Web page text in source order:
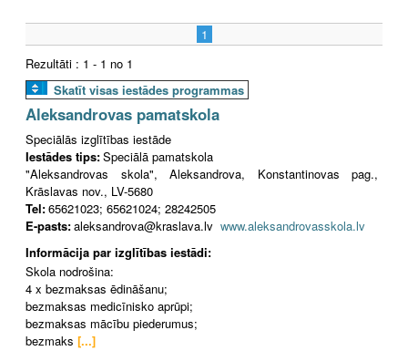
1
Rezultāti : 1 - 1 no 1
Skatīt visas iestādes programmas
Aleksandrovas pamatskola
Speciālās izglītības iestāde
Iestādes tips:Speciālā pamatskola
"Aleksandrovas skola", Aleksandrova, Konstantinovas pag.,
Krāslavas nov., LV-5680
Tel:65621023; 65621024; 28242505
E-pasts:aleksandrova@kraslava.lv www.aleksandrovasskola.lv
Informācija par izglītības iestādi:
Skola nodrošina:
4 x bezmaksas ēdināšanu;
bezmaksas medicīnisko aprūpi;
bezmaksas mācību piederumus;
bezmaks [...]